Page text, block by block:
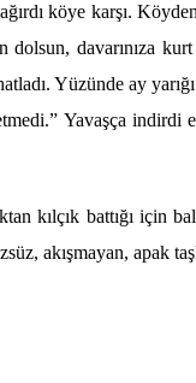
köye karşı. Kö
dolsun, davarınıza
Yüzünde ay
Yavaşça indirdi
kılçık battığı için
akışmayan, apak